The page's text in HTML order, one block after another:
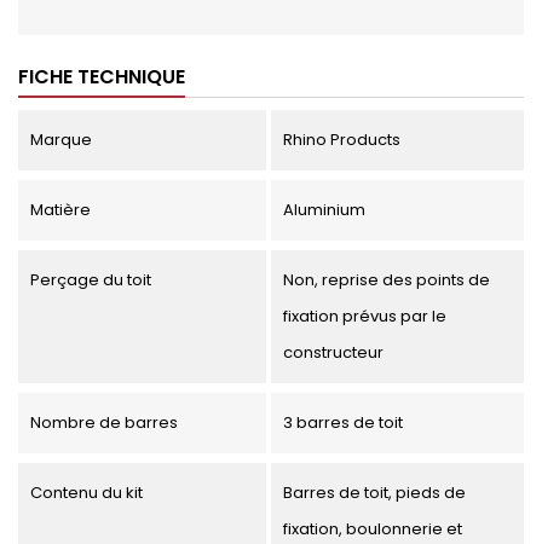
FICHE TECHNIQUE
Marque Rhino Products
Matière Aluminium
Perçage du toit
Non, reprise des points de
fixation prévus par le
constructeur
Nombre de barres 3 barres de toit
Contenu du kit
Barres de toit, pieds de
fixation, boulonnerie et